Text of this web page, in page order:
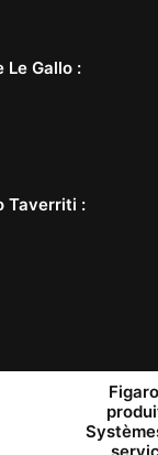
Le Gallo :
Taverriti :